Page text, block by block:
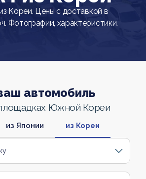
Кореи. Цены с доставкой в
Фотографии, характеристики.
автомобиль
Южной Кореи
из Японии из Кореи